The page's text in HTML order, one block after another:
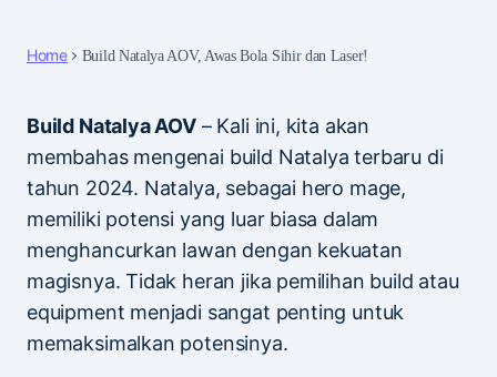
Home Build Natalya AOV, Awas Bola Sihir dan Laser!
Build Natalya AOV– Kali ini, kita akan
membahas mengenai build Natalya terbaru di
tahun 2024. Natalya, sebagai hero mage,
memiliki potensi yang luar biasa dalam
menghancurkan lawan dengan kekuatan
magisnya. Tidak heran jika pemilihan build atau
equipment menjadi sangat penting untuk
memaksimalkan potensinya.